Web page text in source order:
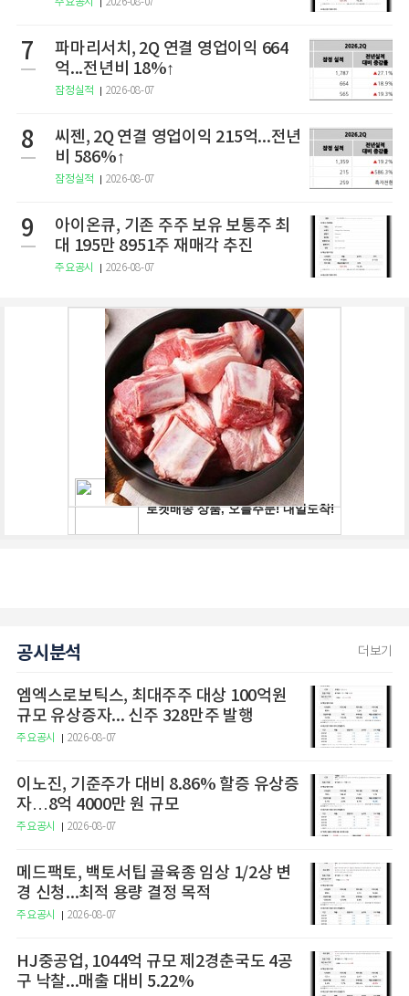
7
파마리서치, 2Q 연결 영업이익 664
억...전년비 18%↑
잠정실적 2026-08-07
8
씨젠, 2Q 연결 영업이익 215억...전년
비 586%↑
잠정실적 2026-08-07
9
아이온큐, 기존 주주 보유 보통주 최
대 195만 8951주 재매각 추진
주요공시 2026-08-07
공시분석 더보기
엠엑스로보틱스, 최대주주 대상 100억원
규모 유상증자... 신주 328만주 발행
주요공시 2026-08-07
이노진, 기준주가 대비 8.86% 할증 유상증
자…8억 4000만 원 규모
주요공시 2026-08-07
메드팩토, 백토서팁 골육종 임상 1/2상 변
경 신청...최적 용량 결정 목적
주요공시 2026-08-07
HJ중공업, 1044억 규모 제2경춘국도 4공
구 낙찰...매출 대비 5.22%